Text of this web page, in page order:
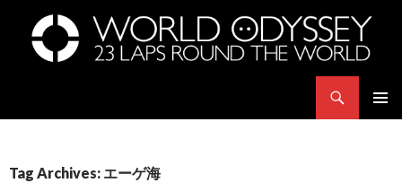
世界23周の旅｜WORLD ODYSSEY: 23 Laps Rond The World
Tag Archives: エーゲ海